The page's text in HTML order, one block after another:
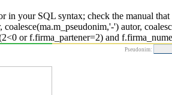
your SQL syntax; check the manual
') autor,
or f.firma_partener=2) and
Pseudonim: